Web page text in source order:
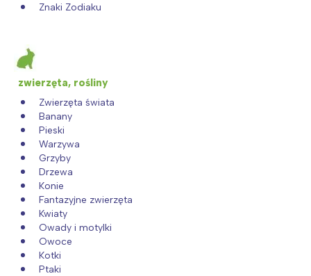
Znaki Zodiaku
zwierzęta, rośliny
Zwierzęta świata
Banany
Pieski
Warzywa
Grzyby
Drzewa
Konie
Fantazyjne zwierzęta
Kwiaty
Owady i motylki
Owoce
Kotki
Ptaki